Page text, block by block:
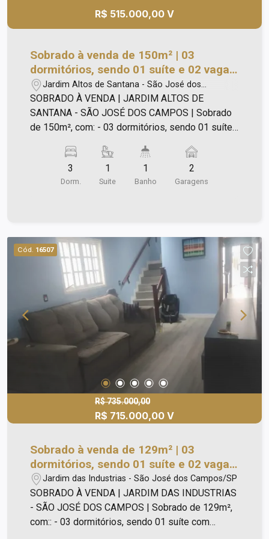
R$ 515.000,00 V
Sobrado à venda de 150m² | 03
dormitórios, sendo 01 suíte e 02 vagas
de garagem | Jardim Altos de Santana
- São José dos Campos |
Jardim Altos de Santana - São José dos
Campos/SP
SOBRADO À VENDA | JARDIM ALTOS DE
SANTANA - SÃO JOSÉ DOS CAMPOS | Sobrado
de 150m², com: - 03 dormitórios, sendo 01 suíte;
social; - Área de serviço; - Área de lazer com
churrasqueira e fogão à lenha; - 02 vagas de
garagem cobertas. Agende sua visita.
3
Dorm.
1
Suite
1
Banho
2
Garagens
Cód. 16507
R$ 735.000,00
R$ 715.000,00 V
Sobrado à venda de 129m² | 03
dormitórios, sendo 01 suíte e 02 vagas
de garagem | Jardim das Industrias -
São José dos Campos |
Jardim das Industrias - São José dos Campos/SP
SOBRADO À VENDA | JARDIM DAS INDUSTRIAS
- SÃO JOSÉ DOS CAMPOS | Sobrado de 129m²,
com:: - 03 dormitórios, sendo 01 suíte com